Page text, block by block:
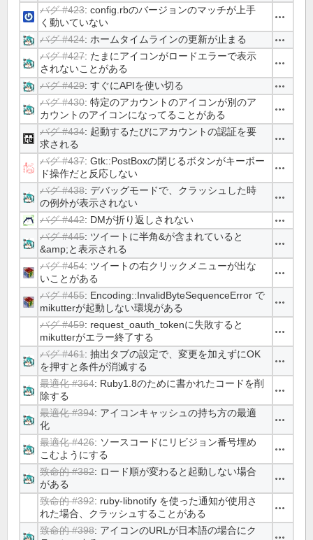
バグ #423: config.rbのバージョンのマッチが上手
く動いていない
バグ #424: ホームタイムラインの更新が止まる
バグ #427: たまにアイコンがロードエラーで表示
されないことがある
バグ #429: すぐにAPIを使い切る
バグ #430: 特定のアカウントのアイコンが別のア
カウントのアイコンになってることがある
バグ #434: 起動するたびにアカウントの認証を要
求される
バグ #437: Gtk::PostBoxの閉じるボタンがキーボー
ド操作だと反応しない
バグ #438: デバッグモードで、クラッシュした時
の例外が表示されない
バグ #442: DMが折り返しされない
バグ #445: ツイートに半角&が含まれていると
&amp;と表示される
バグ #454: ツイートの右クリックメニューが出な
いことがある
バグ #455: Encoding::InvalidByteSequenceError で
mikutterが起動しない環境がある
バグ #459: request_oauth_tokenに失敗すると
mikutterがエラー終了する
バグ #461: 抽出タブの設定で、変更を加えずにOK
を押すと条件が消滅する
最適化 #364: Ruby1.8のために書かれたコードを削
除する
最適化 #394: アイコンキャッシュの持ち方の最適
化
最適化 #426: ソースコードにリビジョン番号埋め
こむようにする
致命的 #382: ロード順が変わると起動しない場合
がある
致命的 #392: ruby-libnotify を使った通知が使用さ
れた場合、クラッシュすることがある
致命的 #398: アイコンのURLが日本語の場合にク